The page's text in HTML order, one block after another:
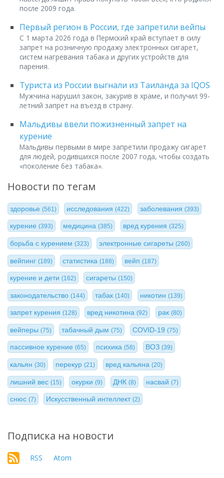
после 2009 года.
Первый регион в России, где запретили вейпы
С 1 марта 2026 года в Пермский край вступает в силу
запрет на розничную продажу электронных сигарет,
систем нагревания табака и других устройств для
парения.
Туриста из России выгнали из Таиланда за IQOS
Мужчина нарушил закон, закурив в храме, и получил 99-
летний запрет на въезд в страну.
Мальдивы ввели пожизненный запрет на
курение
Мальдивы первыми в мире запретили продажу сигарет
для людей, родившихся после 2007 года, чтобы создать
«поколение без табака».
Новости по тегам
здоровье (561) исследования(422) заболевания (393)
курение (393) медицина(385) вред курения (325)
борьба с курением (323) электронные сигареты(260)
вейпинг (189) статистика(188) вейп (187)
курение и дети (162) сигареты(150)
законодательство (144) табак(140) никотин (139)
запрет курения (128) вред никотина(92) рак (80)
вейперы (75) табачный дым(75) COVID-19 (75)
пассивное курение (65) психика(58) ВОЗ (39)
кальян (30) перекур(21) вред кальяна (20)
лишний вес (15) окурки(9) ДНК (8) насвай(7)
снюс (7) Искусственный интеллект(2)
Подписка на новости
RSS Atom